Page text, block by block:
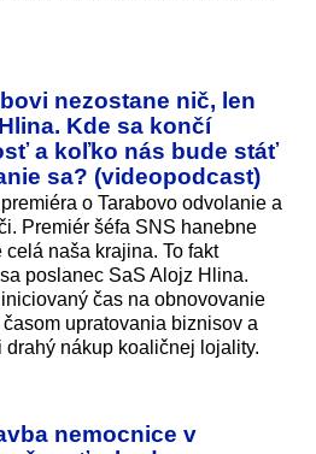
nezostane nič, len
Kde sa končí
a koľko nás bude stáť
sa? (videopodcast)
o Tarabovo odvolanie a
Premiér šéfa SNS hanebne
naša krajina. To fakt
poslanec SaS Alojz Hlina.
čas na obnovovanie
upratovania biznisov a
nákup koaličnej lojality.
nemocnice v